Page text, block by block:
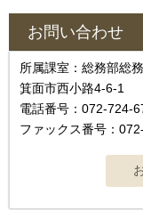
お問い合わせ
所属課室：総務部総
箕面市西小路4‐6‐1
電話番号：072-724-
ファックス番号：